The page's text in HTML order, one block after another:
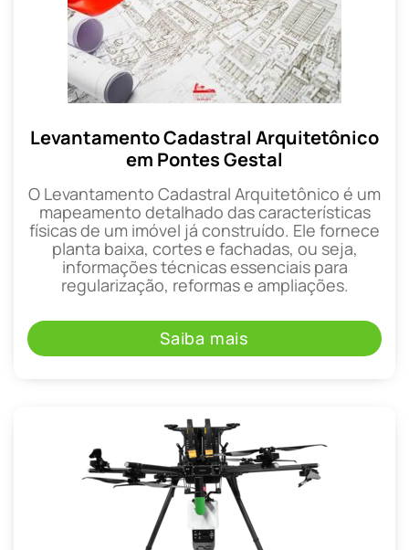
Levantamento Cadastral Arquitetônico
em Pontes Gestal
O Levantamento Cadastral Arquitetônico é um
mapeamento detalhado das características
físicas de um imóvel já construído. Ele fornece
planta baixa, cortes e fachadas, ou seja,
informações técnicas essenciais para
regularização, reformas e ampliações.
Saiba mais